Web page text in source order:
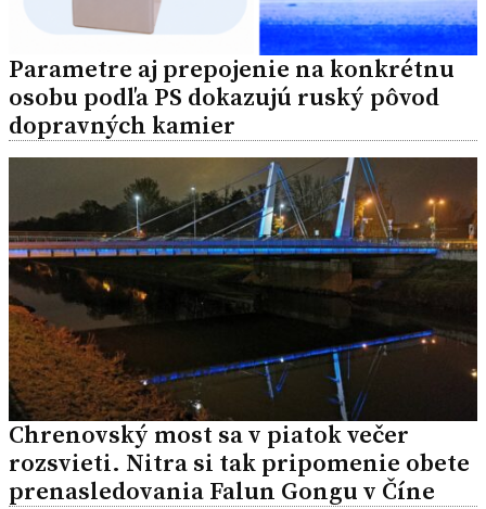
Parametre aj prepojenie na konkrétnu
osobu podľa PS dokazujú ruský pôvod
dopravných kamier
Chrenovský most sa v piatok večer
rozsvieti. Nitra si tak pripomenie obete
prenasledovania Falun Gongu v Číne